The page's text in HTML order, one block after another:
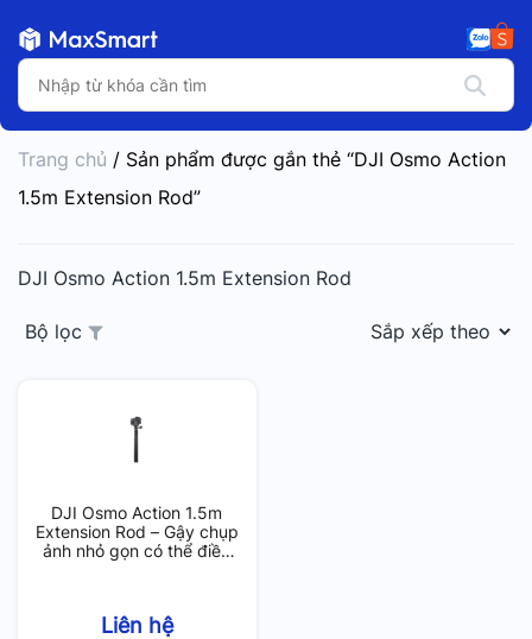
Trang chủ / Sản phẩm được gắn thẻ “DJI Osmo Action
1.5m Extension Rod”
DJI Osmo Action 1.5m Extension Rod
Bộ lọc
DJI Osmo Action 1.5m
Extension Rod – Gậy chụp
ảnh nhỏ gọn có thể điều
Liên hệ